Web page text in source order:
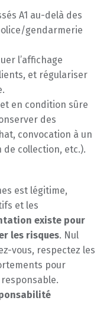
A1 au-delà des
gendarmerie
l’affichage
et régulariser
en condition sûre
des
convocation à un
collection, etc.).
est légitime,
et les
existe pour
les risques. Nul
vous, respectez les
pour